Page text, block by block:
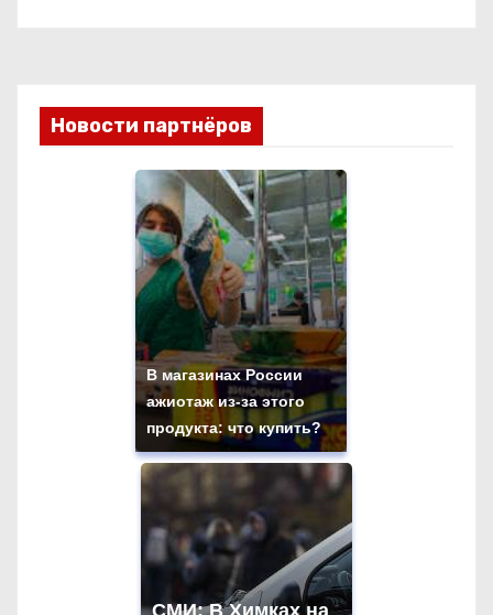
Новости партнёров
В магазинах России
ажиотаж из-за этого
продукта: что купить?
СМИ: В Химках на